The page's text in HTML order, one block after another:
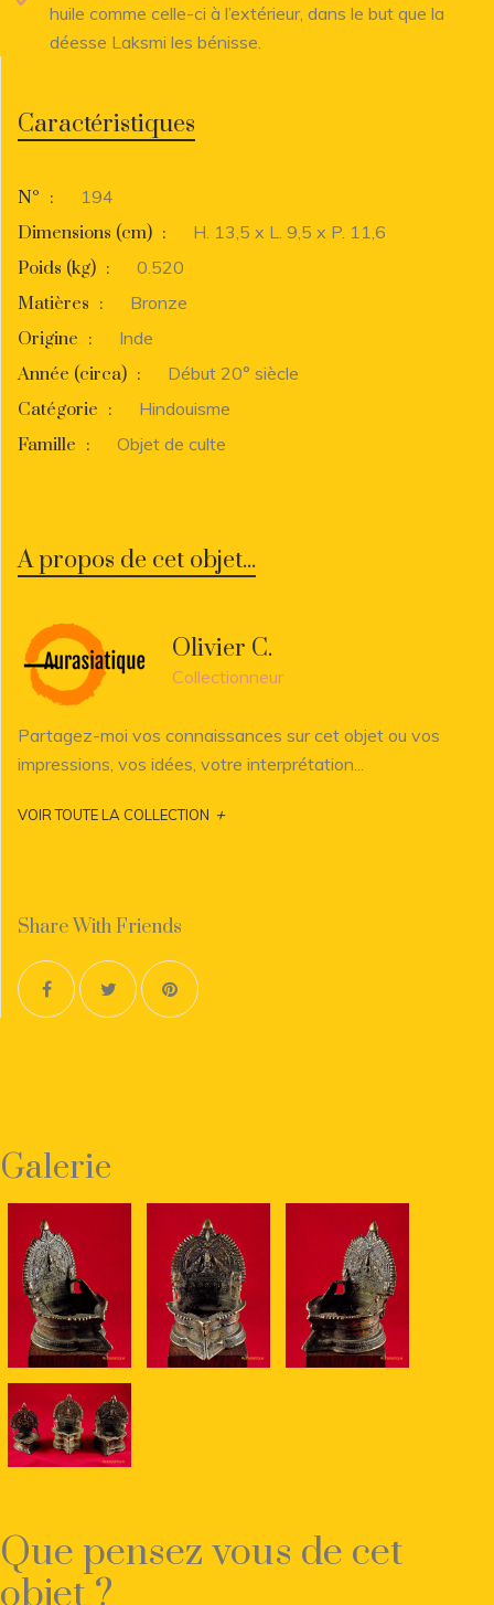
huile comme celle-ci à l’extérieur, dans le but que la
déesse Laksmi les bénisse.
Caractéristiques
N° :
194
Dimensions (cm) :
H. 13,5 x L. 9,5 x P. 11,6
Poids (kg) :
0.520
Matières :
Bronze
Origine :
Inde
Année (circa) :
Début 20° siècle
Catégorie :
Hindouisme
Famille : Objet de culte
A propos de cet objet...
Olivier C.
Collectionneur
Partagez-moi vos connaissances sur cet objet ou vos
impressions, vos idées, votre interprétation...
VOIR TOUTE LA COLLECTION +
Share With Friends
Galerie
Que pensez vous de cet
objet ?